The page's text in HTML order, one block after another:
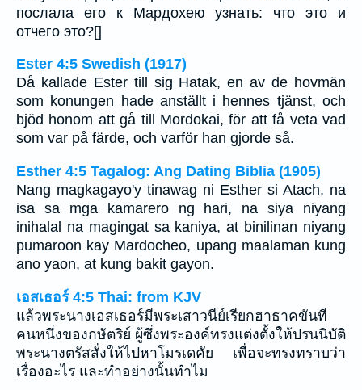
послала его к Мардохею узнать: что это и
отчего это?[]
Ester 4:5 Swedish (1917)
Då kallade Ester till sig Hatak, en av de hovmän
som konungen hade anställt i hennes tjänst, och
bjöd honom att gå till Mordokai, för att få veta vad
som var på färde, och varför han gjorde så.
Esther 4:5 Tagalog: Ang Dating Biblia (1905)
Nang magkagayo'y tinawag ni Esther si Atach, na
isa sa mga kamarero ng hari, na siya niyang
inihalal na magingat sa kaniya, at binilinan niyang
pumaroon kay Mardocheo, upang maalaman kung
ano yaon, at kung bakit gayon.
เอสเธอร์ 4:5 Thai: from KJV
แล้วพระนางเอสเธอร์มีพระเสาวนีย์เรียกฮาธาคขันที
คนหนึ่งของกษัตริย์ ผู้ซึ่งพระองค์ทรงแต่งตั้งให้ปรนนิบัติ
พระนางตรัสสั่งให้ไปหาโมรเดคัย เพื่อจะทรงทราบว่า
เรื่องอะไร และทำอย่างนั้นทำไม